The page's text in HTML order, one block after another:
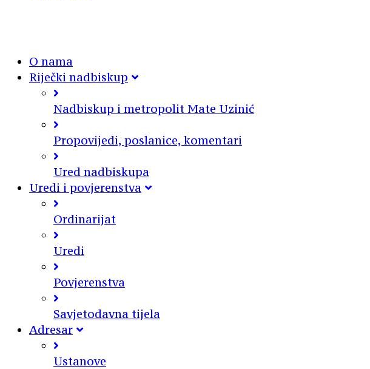
O nama
Riječki nadbiskup
Nadbiskup i metropolit Mate Uzinić
Propovijedi, poslanice, komentari
Ured nadbiskupa
Uredi i povjerenstva
Ordinarijat
Uredi
Povjerenstva
Savjetodavna tijela
Adresar
Ustanove